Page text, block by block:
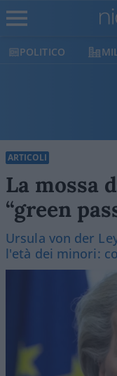
POLITICO
ARTICOLI
La mossa
“green
Ursula von der
l'età dei minori: